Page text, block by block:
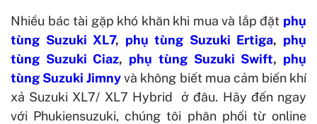
Nhiều bác tài gặp khó khăn khi mua và lắp đặt phụ
tùng Suzuki XL7, phụ tùng Suzuki Ertiga, phụ
tùng Suzuki Ciaz, phụ tùng Suzuki Swift, phụ
tùng Suzuki Jimnyvà không biết mua cảm biến khí
xả Suzuki XL7/ XL7 Hybrid
ở đâu. Hãy đến ngay
với Phukiensuzuki, chúng tôi phân phối từ online